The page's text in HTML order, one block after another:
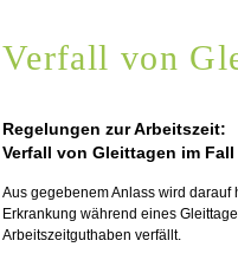
Verfall von
Regelungen zur Arbeitszeit:
Verfall von Gleittagen im
Aus gegebenem Anlass wird
Erkrankung während eines
Arbeitszeitguthaben verfällt.